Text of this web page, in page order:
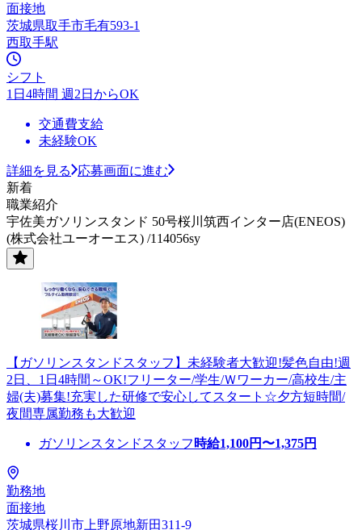
面接地
茨城県取手市毛有593-1
西取手駅
シフト
1日4時間 週2日からOK
交通費支給
未経験OK
詳細を見る
応募画面に進む
新着
職業紹介
宇佐美ガソリンスタンド 50号桜川筑西インター店(ENEOS)
(株式会社ユーオーエス) /114056sy
【ガソリンスタンドスタッフ】未経験者大歓迎!髪色自由!週
2日、1日4時間～OK!フリーター/学生/Ｗワーカー/高校生/主
婦(夫)募集!充実した研修で安心してスタート☆夕方短時間/
夜間専属勤務も大歓迎
ガソリンスタンドスタッフ 時給1,100円〜1,375円
勤務地
面接地
茨城県桜川市上野原地新田311-9